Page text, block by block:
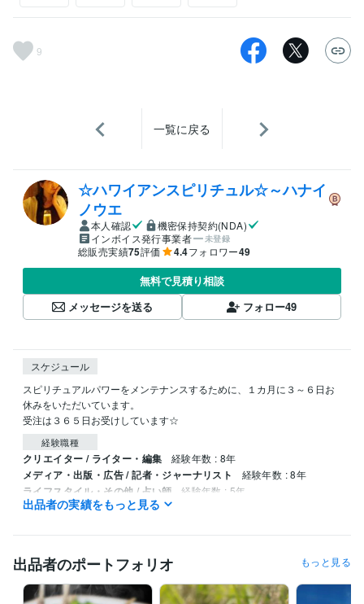
9
一覧に戻る
☆ハワイアンスピリチュル☆～ハナイ
ノウエ
本人確認
機密保持契約(NDA)
インボイス発行事業者
未登録
総販売実績75評価 4.4フォロワー49
無料で見積り相談
メッセージを送る
フォロー49
スケジュール
スピリチュアルパワーをメンテナンスするために、１カ月に３～６日お
休みをいただいています。
受注は３６５日お受けしています☆
経験職種
クリエイター / ライター・編集 経験年数 : 8年
メディア・出版・広告 / 記者・ジャーナリスト 経験年数 : 8年
ライフスタイル・その他 / 占い師 経験年数 : 5年
ライフスタイル・その他 / 講師・インストラクター
ハワイアンスピリチュアル鑑定/ハワイの文化・観光・グルメ執筆
その他ツール
出品者の実績をもっと見る
出品者のポートフォリオ もっと見る